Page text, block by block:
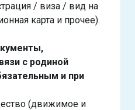
/ виза / вид на
карта и прочее).
с родиной
и при
(движимое и